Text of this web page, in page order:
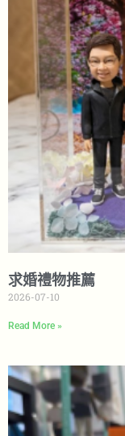
求婚禮物推薦
2026-07-10
Read More »